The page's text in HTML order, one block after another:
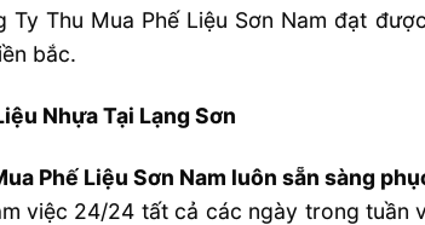
Ty Thu Mua Phế Liệu Sơn Nam đạt
bắc.
Nhựa Tại Lạng Sơn
Phế Liệu Sơn Nam luôn sẵn sàng
việc 24/24 tất cả các ngày trong tuần